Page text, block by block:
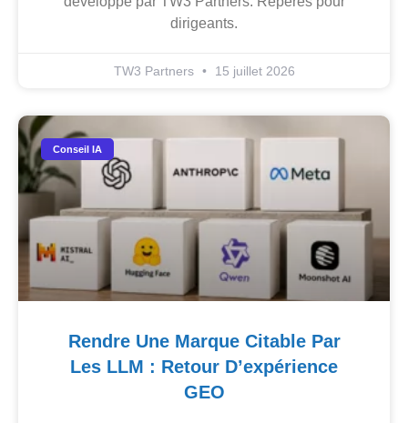
dirigeants.
TW3 Partners 15 juillet 2026
Conseil IA
Rendre Une Marque Citable Par
Les LLM : Retour D’expérience
GEO